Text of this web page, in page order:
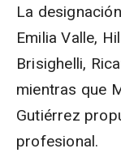
La
Emilia Valle,
Brisighelli,
mientras que
Gutiérrez
profesional.